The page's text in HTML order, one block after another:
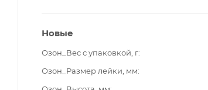
Новые
Озон_Вес с упаковкой, г
Озон_Размер лейки, мм